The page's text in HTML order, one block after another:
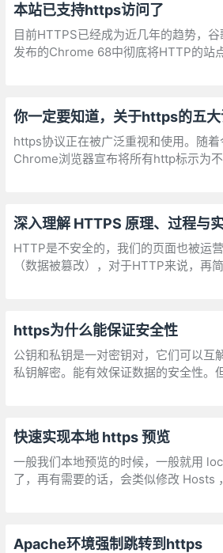
本站已支持https访问了
目前HTTPS已经成为近几年的趋势，
发布的Chrome 68中彻底将HTTP的站
点。为了保护用户隐私，提升网站安全
你一定要知道，关于https的五
https协议正在被广泛重视和使用。随
Chrome浏览器宣布将所有http标示为
都争相从http升级到了https。当你打
深入理解 HTTPS 原理、过程与
HTTP是不安全的，我们的页面也被运
（数据被篡改），对于HTTP来说，再
相应的DNS，做一个中间人攻击，再
https为什么能保证安全性
公钥和私钥是一对密钥对，它们可以互
私钥解密。能有效保证数据的安全性。
密，公钥解密呢，则可以确定来源的合
快速实现本地 https 预览
一般我们本地预览的时候，一般就用
了，再有需要的话，会类似修改 Hosts
定，这样我们可以借助本地 hosts 来
Apache环境强制跳转到https